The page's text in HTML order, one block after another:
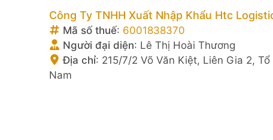
Công Ty TNHH Xuất Nhập Khẩu Htc
Mã số thuế: 6001838370
Người đại diện: Lê Thị Hoài Thương
Địa chỉ: 215/7/2 Võ Văn Kiệt, Liên Gia 2,
Nam